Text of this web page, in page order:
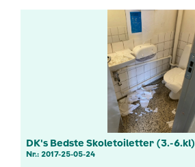
DK's Bedste Skoletoiletter (3.-6.kl)
Nr.: 2017-25-05-24